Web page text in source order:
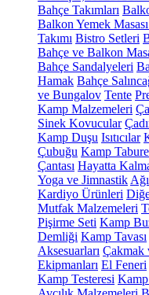
Bahçe Takımları
Balkon Yemek Masası
Takımı Bistro Setleri
Bahçe ve Balkon
Bahçe Sandalyeleri
Hamak Bahçe
ve Bungalov Tente
Kamp Malzemeleri
Sinek Kovucular
Kamp Duşu Isıtıcılar
Çubuğu Kamp
Çantası Hayatta
Yoga ve Jimnastik
Kardiyo Ürünleri
Mutfak Malzemeleri
Pişirme Seti Kamp
Demliği Kamp Tavası
Aksesuarları Çakmak
Ekipmanları El Feneri
Kamp Testeresi